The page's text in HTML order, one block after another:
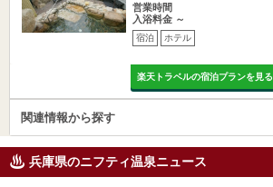
営業時間
入浴料金 ～
宿泊 ホテル
楽天トラベルの宿泊プランを見る
関連情報から探す
兵庫県のニフティ温泉ニュース